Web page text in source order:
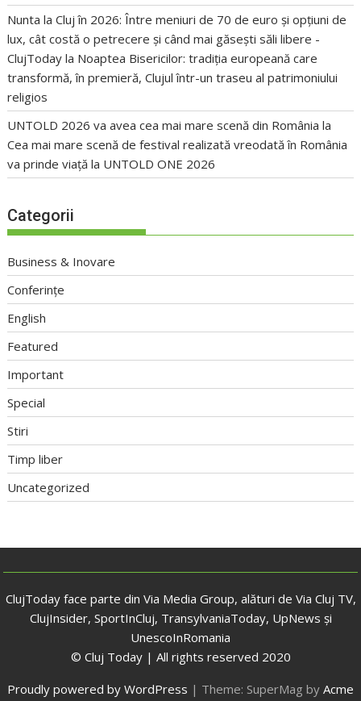
Nunta la Cluj în 2026: Între meniuri de 70 de euro și opțiuni de
lux, cât costă o petrecere și când mai găsești săli libere -
ClujToday la Noaptea Bisericilor: tradiția europeană care
transformă, în premieră, Clujul într-un traseu al patrimoniului
religios
UNTOLD 2026 va avea cea mai mare scenă din România la
Cea mai mare scenă de festival realizată vreodată în România
va prinde viață la UNTOLD ONE 2026
Categorii
Business & Inovare
Conferințe
English
Featured
Important
Special
Stiri
Timp liber
Uncategorized
ClujToday face parte din Via Media Group, alături de Via Cluj TV,
ClujInsider, SportInCluj, TransylvaniaToday, UpNews și
UnescoInRomania
© Cluj Today | All rights reserved 2020
Proudly powered by WordPress | Theme: SuperMag by Acme